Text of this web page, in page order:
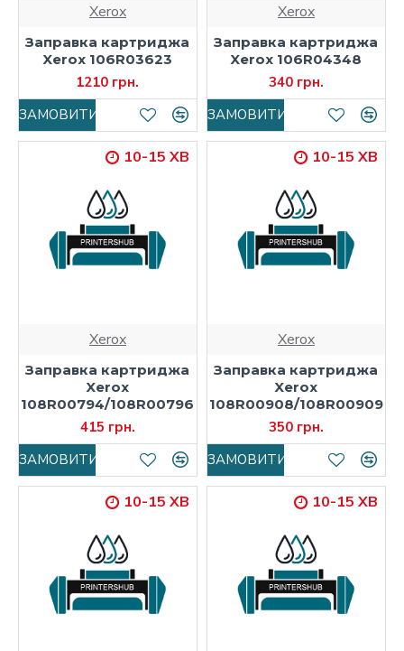
Xerox
Заправка картриджа
Xerox 106R03623
1210 грн.
ЗАМОВИТИ
Xerox
Заправка картриджа
Xerox 106R04348
340 грн.
ЗАМОВИТИ
10-15 ХВ
Xerox
Заправка картриджа
Xerox
108R00794/108R00796
415 грн.
ЗАМОВИТИ
10-15 ХВ
Xerox
Заправка картриджа
Xerox
108R00908/108R00909
350 грн.
ЗАМОВИТИ
10-15 ХВ 10-15 ХВ